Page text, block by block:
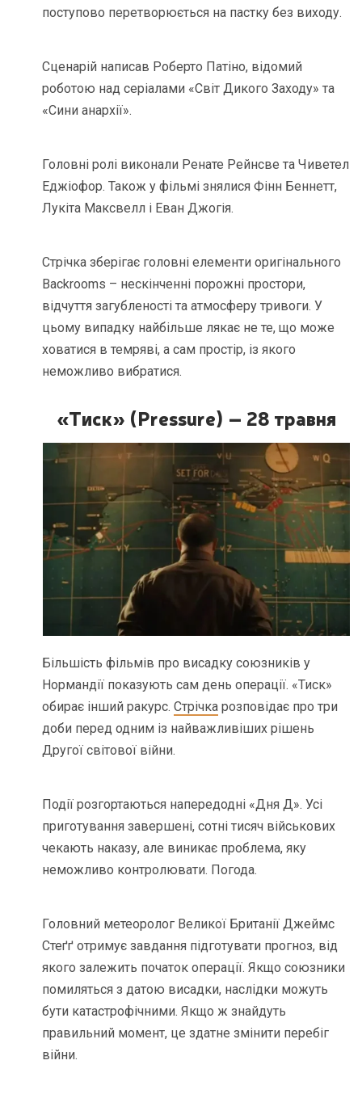
поступово перетворюється на пастку без виходу.
Сценарій написав Роберто Патіно, відомий
роботою над серіалами «Світ Дикого Заходу» та
«Сини анархії».
Головні ролі виконали Ренате Рейнсве та Чиветел
Еджіофор. Також у фільмі знялися Фінн Беннетт,
Лукіта Максвелл і Еван Джогія.
Стрічка зберігає головні елементи оригінального
Backrooms – нескінченні порожні простори,
відчуття загубленості та атмосферу тривоги. У
цьому випадку найбільше лякає не те, що може
ховатися в темряві, а сам простір, із якого
неможливо вибратися.
«Тиск» (Pressure) – 28 травня
Більшість фільмів про висадку союзників у
Нормандії показують сам день операції. «Тиск»
обирає інший ракурс.Стрічка розповідає про три
доби перед одним із найважливіших рішень
Другої світової війни.
Події розгортаються напередодні «Дня Д». Усі
приготування завершені, сотні тисяч військових
чекають наказу, але виникає проблема, яку
неможливо контролювати. Погода.
Головний метеоролог Великої Британії Джеймс
Стеґґ отримує завдання підготувати прогноз, від
якого залежить початок операції. Якщо союзники
помиляться з датою висадки, наслідки можуть
бути катастрофічними. Якщо ж знайдуть
правильний момент, це здатне змінити перебіг
війни.